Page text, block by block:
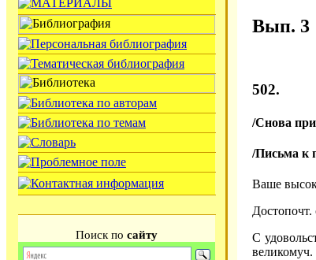
Поиск по сайту
Вып. 3
502.
/Снова
/Письма к
Ваше
Достопочт.
С
великомуч.